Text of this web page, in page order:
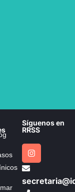
Síguenos en
RRSS